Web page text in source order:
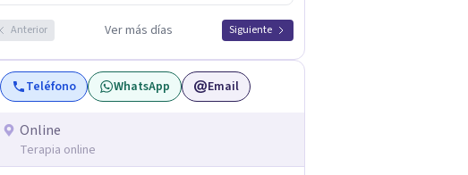
Anterior Ver más días Siguiente
Teléfono WhatsApp Email
Online
Terapia online